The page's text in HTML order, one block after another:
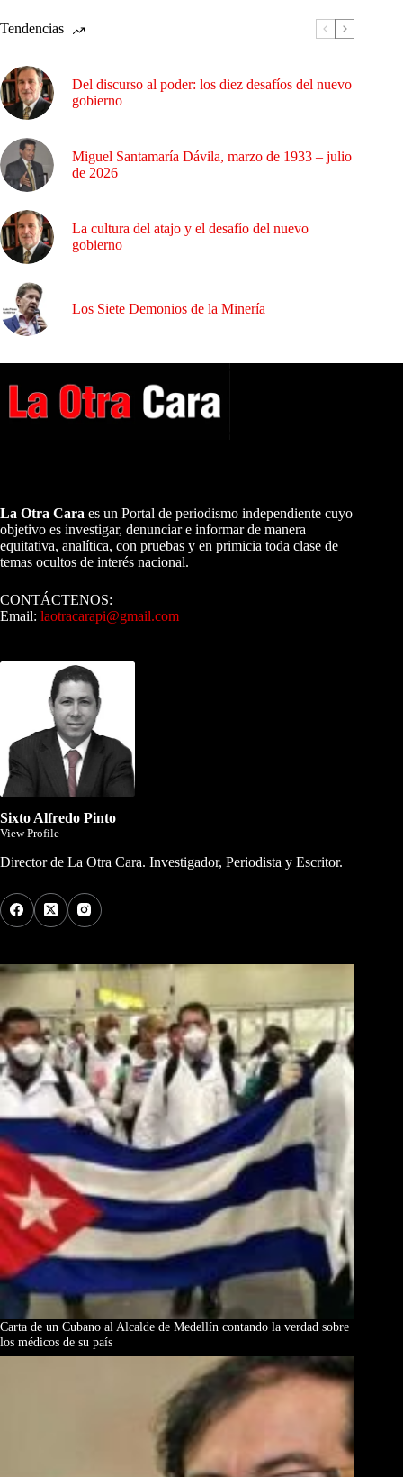
Tendencias
Del discurso al poder: los diez desafíos del nuevo
gobierno
Miguel Santamaría Dávila, marzo de 1933 – julio
de 2026
La cultura del atajo y el desafío del nuevo
gobierno
Los Siete Demonios de la Minería
La Otra Cara es un Portal de periodismo independiente cuyo
objetivo es investigar, denunciar e informar de manera
equitativa, analítica, con pruebas y en primicia toda clase de
temas ocultos de interés nacional.
CONTÁCTENOS:
Email: laotracarapi@gmail.com
Sixto Alfredo Pinto
View Profile
Director de La Otra Cara. Investigador, Periodista y Escritor.
Carta de un Cubano al Alcalde de Medellín contando la verdad sobre
los médicos de su país